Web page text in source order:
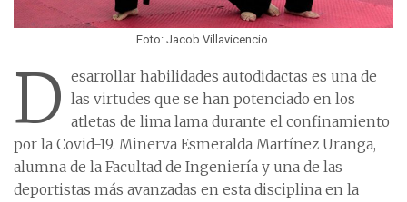
Foto: Jacob Villavicencio.
D esarrollar habilidades autodidactas es una de
las virtudes que se han potenciado en los
atletas de lima lama durante el confinamiento
por la Covid-19. Minerva Esmeralda Martínez Uranga,
alumna de la Facultad de Ingeniería y una de las
deportistas más avanzadas en esta disciplina en la